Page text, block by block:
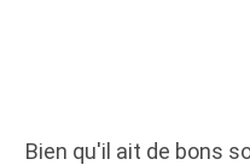
Bien qu'il ait de bons